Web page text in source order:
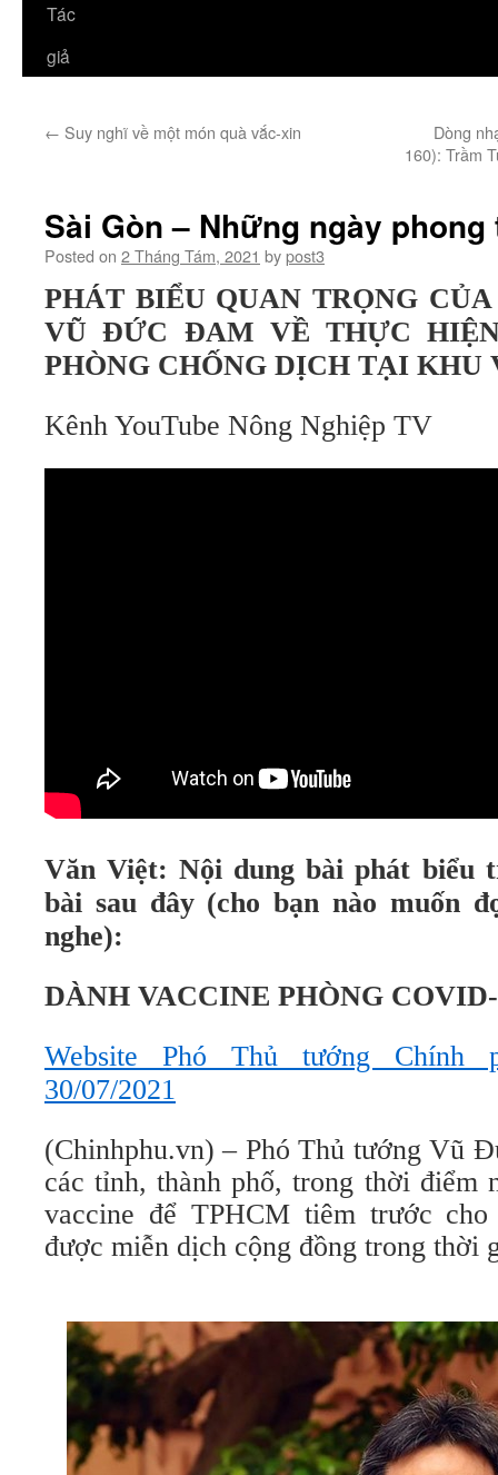
Tác
giả
← Suy nghĩ về một món quà vắc-xin
Dòng
160): Trầm
Sài Gòn – Những ngày phong
Posted on 2 Tháng Tám, 2021 bypost3
PHÁT BIỂU QUAN TRỌNG
VŨ ĐỨC ĐAM VỀ THỰC
PHÒNG CHỐNG DỊCH TẠI KHU
Kênh YouTube Nông Nghiệp TV
Văn Việt: Nội dung bài phát biểu
bài sau đây (cho bạn nào muốn
nghe):
DÀNH VACCINE PHÒNG
Website Phó Thủ tướng
30/07/2021
(Chinhphu.vn) – Phó Thủ tướng Vũ
các tỉnh, thành phố, trong thời điểm
vaccine để TPHCM tiêm trước
được miễn dịch cộng đồng trong thời